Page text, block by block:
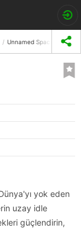
Unnamed Space Idle
yok eden
uzay idle
güçlendirin,